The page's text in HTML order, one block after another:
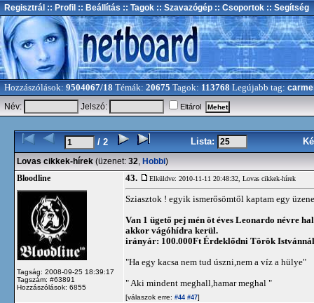
Regisztrál :: Profil :: Beállítás :: Tagok :: Szavazógép :: Csoportok :: Segítség
Hozzászólások: 9504067/18 Témák: 20675 Tagok: 113768 Legújabb tag:
Név:
Jelszó: Eltárol
/ 2 Lista:
Lovas cikkek-hírek (üzenet: 32, Hobbi)
Bloodline
Tagság: 2008-09-25 18:39:17
Tagszám: #63891
Hozzászólások: 6855
43. Elküldve: 2010-11-11 20:48:32, Lovas cikkek-hírek
Sziasztok ! egyik ismerősömtől kaptam egy
Van 1 ügető pej mén öt éves Leonardo névre
akkor vágóhídra kerül.
irányár: 100.000Ft Érdeklődni Török Istvánnál
"Ha egy kacsa nem tud úszni,nem a víz a hülye"
" Aki mindent meghall,hamar meghal "
[válaszok erre: #44 #47]